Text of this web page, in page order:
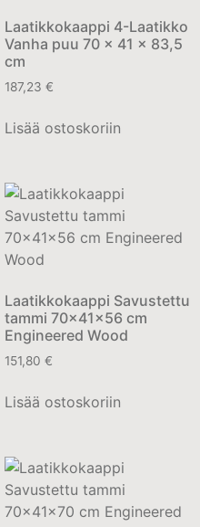
Laatikkokaappi 4-Laatikko
Vanha puu 70 x 41 x 83,5
cm
187,23 €
Lisää ostoskoriin
Laatikkokaappi Savustettu
tammi 70x41x56 cm
Engineered Wood
151,80 €
Lisää ostoskoriin